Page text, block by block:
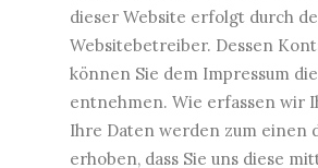
dieser Website erfolgt durch
Websitebetreiber. Dessen
können Sie dem Impressum
entnehmen. Wie erfassen wir
Ihre Daten werden zum einen
erhoben, dass Sie uns diese